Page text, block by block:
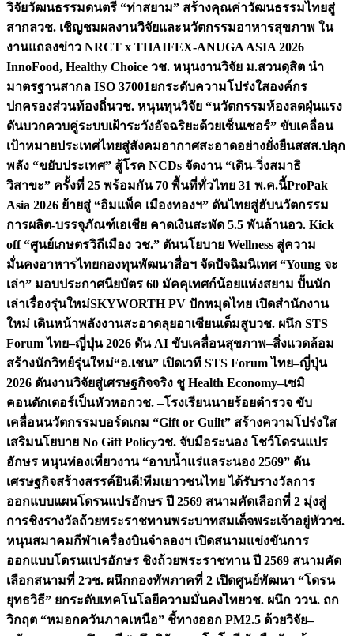
วิจัยวัฒนธรรมดนตรี “ท่าสยาม” สร้างคุณค่าวัฒนธรรมไทยสู่
สากลวช. เชิญชมผลงานวิจัยและนวัตกรรมอาหารสุขภาพ ใน
งานแถลงข่าว NRCT x THAIFEX-ANUGA ASIA 2026
InnoFood, Healthy Choice วช. หนุนงานวิจัย ม.สวนดุสิต นำ
มาตรฐานสากล ISO 37001ยกระดับความโปร่งใสองค์กร
ปกครองส่วนท้องถิ่นวช. หนุนทุนวิจัย “นวัตกรรมห้องลดฝุ่นแรง
ดันบวกควบคู่ระบบเฝ้าระวังอัจฉริยะด้วยเซ็นเซอร์” ขับเคลื่อน
เป้าหมายประเทศไทยสู่สังคมอากาศสะอาดอย่างยั่งยืนสสส.ปลุก
พลัง “ขยับประเทศ” สู้โรค NCDs จัดงาน “เดิน-วิ่งสมาธิ
วิสาขะ” ครั้งที่ 25 พร้อมกัน 70 พื้นที่ทั่วไทย 31 พ.ค.นี้ProPak
Asia 2026 ย้ายสู่ “อิมแพ็ค เมืองทองฯ” ดันไทยสู่ฮับนวัตกรรม
การผลิต-บรรจุภัณฑ์เอเชีย คาดเงินสะพัด 5.5 พันล้านอว. Kick
off “ศูนย์เกษตรวิถีเมือง วช.” ดันนโยบาย Wellness สู่ความ
มั่นคงอาหารไทยกองทุนพัฒนาสื่อฯ จัดปัจฉิมนิเทศ “Young จะ
เล่า” มอบประกาศนียบัตร 60 มัคคุเทศก์น้อยแห่งสยาม ปั้นนัก
เล่าเรื่องรุ่นใหม่SKYWORTH PV ปักหมุดไทย เปิดสำนักงาน
ใหม่ เดินหน้าพลังงานสะอาดลุยอาเซียนเต็มสูบวช. ผนึก STS
Forum ไทย–ญี่ปุ่น 2026 ดัน AI ขับเคลื่อนสุขภาพ–สิ่งแวดล้อม
สร้างนักวิทย์รุ่นใหม่“อ.เชน” เปิดเวที STS Forum ไทย–ญี่ปุ่น
2026 ดันงานวิจัยสู่เศรษฐกิจจริง ชู Health Economy–เซมิ
คอนดักเตอร์เป็นหัวหอกวช. –โรงเรียนนายร้อยตำรวจ ขับ
เคลื่อนนวัตกรรมบอร์ดเกม “Gift or Guilt” สร้างความโปร่งใส
เสริมนโยบาย No Gift Policyวช. จับมือระนอง โชว์โดรนแปร
อักษร หนุนท่องเที่ยวงาน “อาบน้ำแร่แลระนอง 2569” ดัน
เศรษฐกิจสร้างสรรค์ยินดี!ทีมเยาวชนไทย ได้รับรางวัลการ
ออกแบบแผนโดรนแปรอักษร ปี 2569 สนามคัดเลือกที่ 2 มุ่งสู่
การชิงรางวัลถ้วยพระราชทานพระบาทสมเด็จพระเจ้าอยู่หัววช.
หนุนสมาคมกีฬาเครื่องบินจำลองฯ เปิดสนามแข่งขันการ
ออกแบบโดรนแปรอักษร ชิงถ้วยพระราชทาน ปี 2569 สนามคัด
เลือกสนามที่ 2วช. ผนึกกองทัพภาคที่ 2 เปิดศูนย์พัฒนา “โดรน
ยุทธวิธี” ยกระดับเทคโนโลยีความมั่นคงไทยวช. ผนึก ววน. ถก
วิกฤต “หมอกควันภาคเหนือ” ชี้ทางออก PM2.5 ด้วยวิจัย–